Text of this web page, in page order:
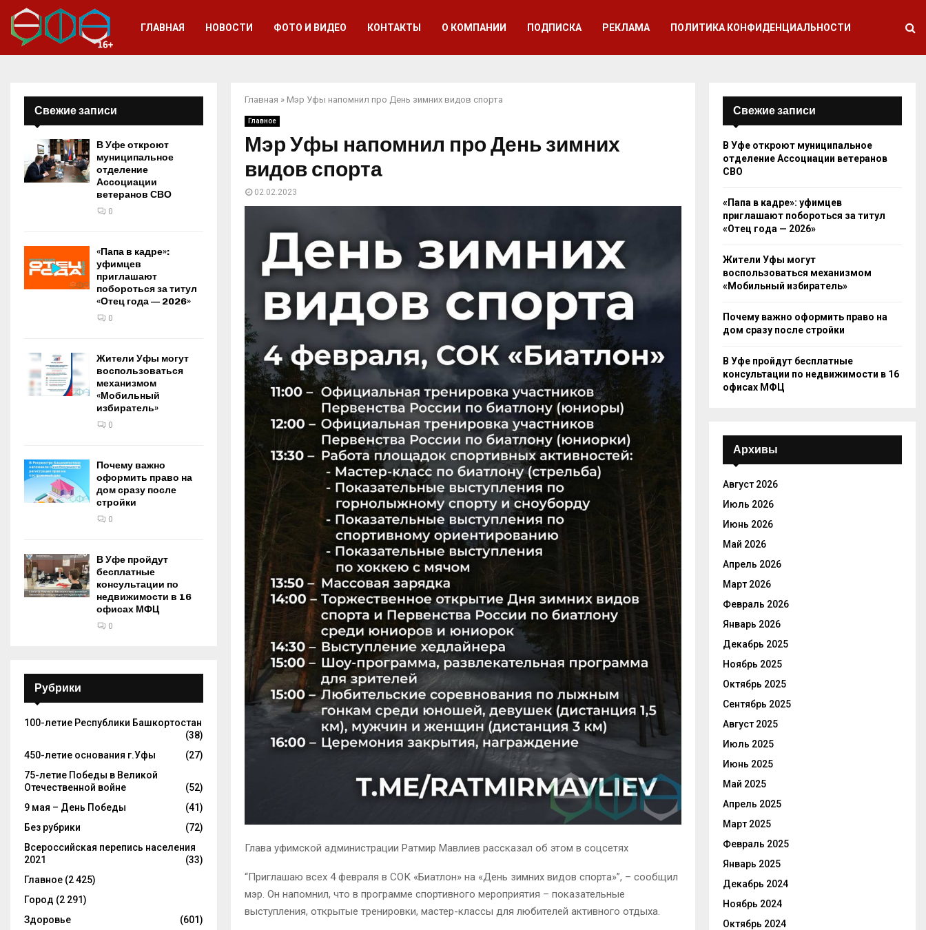
ГЛАВНАЯ НОВОСТИ ФОТО И ВИДЕО КОНТАКТЫ О КОМПАНИИ ПОДПИСКА РЕКЛАМА ПОЛИТИКА КОНФИДЕНЦИАЛЬНОСТИ
Главная » Мэр Уфы напомнил про День зимних видов спорта
Главное
Мэр Уфы напомнил про День зимних
видов спорта
02.02.2023
Глава уфимской администрации Ратмир Мавлиев рассказал об этом в соцсетях
“Приглашаю всех 4 февраля в СОК «Биатлон» на «День зимних видов спорта»”, – сообщил
мэр. Он напомнил, что в программе спортивного мероприятия – показательные
выступления, открытые тренировки, мастер-классы для любителей активного отдыха.
Свежие записи
В Уфе откроют
муниципальное
отделение
Ассоциации
ветеранов СВО
0
«Папа в кадре»:
уфимцев
приглашают
побороться за титул
«Отец года — 2026»
0
Жители Уфы могут
воспользоваться
механизмом
«Мобильный
избиратель»
0
Почему важно
оформить право на
дом сразу после
стройки
0
В Уфе пройдут
бесплатные
консультации по
недвижимости в 16
офисах МФЦ
0
Рубрики
100-летие Республики Башкортостан
(38)
450-летие основания г.Уфы
(27)
75-летие Победы в Великой
Отечественной войне
(52)
9 мая – День Победы
(41)
Без рубрики
(72)
Всероссийская перепись населения
2021
(33)
Главное (2 425)
Город (2 291)
Здоровье
(601)
Свежие записи
В Уфе откроют муниципальное
отделение Ассоциации ветеранов
СВО
«Папа в кадре»: уфимцев
приглашают побороться за титул
«Отец года — 2026»
Жители Уфы могут
воспользоваться механизмом
«Мобильный избиратель»
Почему важно оформить право на
дом сразу после стройки
В Уфе пройдут бесплатные
консультации по недвижимости в 16
офисах МФЦ
Архивы
Август 2026
Июль 2026
Июнь 2026
Май 2026
Апрель 2026
Март 2026
Февраль 2026
Январь 2026
Декабрь 2025
Ноябрь 2025
Октябрь 2025
Сентябрь 2025
Август 2025
Июль 2025
Июнь 2025
Май 2025
Апрель 2025
Март 2025
Февраль 2025
Январь 2025
Декабрь 2024
Ноябрь 2024
Октябрь 2024